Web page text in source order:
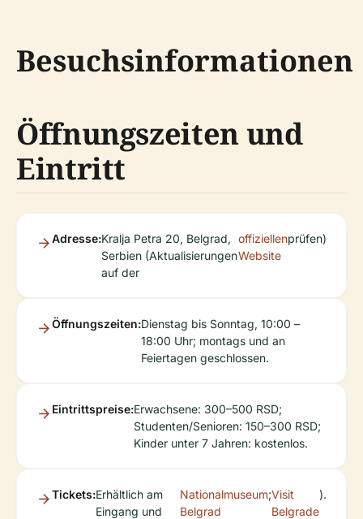
Besuchsinformationen
Öffnungszeiten und
Eintritt
Adresse:Kralja Petra 20, Belgrad,
Serbien (Aktualisierungen
auf der
offiziellen
Website
prüfen)
Öffnungszeiten:Dienstag bis Sonntag, 10:00 –
18:00 Uhr; montags und an
Feiertagen geschlossen.
Eintrittspreise:Erwachsene: 300–500 RSD;
Studenten/Senioren: 150–300 RSD;
Kinder unter 7 Jahren: kostenlos.
Tickets:Erhältlich am
Eingang und
Nationalmuseum
Belgrad
;Visit
Belgrade
).